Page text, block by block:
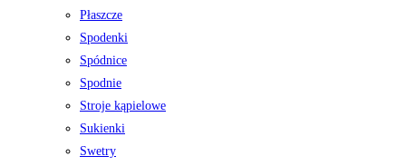
Płaszcze
Spodenki
Spódnice
Spodnie
Stroje kąpielowe
Sukienki
Swetry